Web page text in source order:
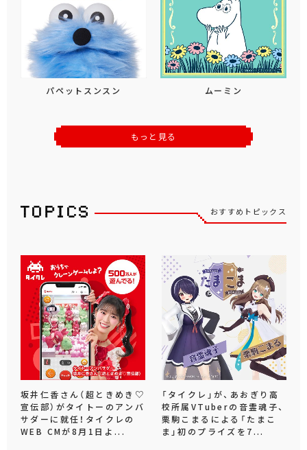
パペットスンスン ムーミン
もっと見る
おすすめトピックス
坂井仁香さん（超ときめき♡
宣伝部）がタイトーのアンバ
サダーに就任！タイクレの
WEB CMが8月1日よ...
「タイクレ」が、あおぎり高
校所属VTuberの音霊魂子、
栗駒こまるによる「たまこ
ま」初のプライズを7...